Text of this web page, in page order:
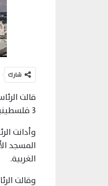
شارك
قالت
3 فلسطينيين اليوم الخميس، في حادثتين منفصلتين.
وأدانت
المسجد
الغربية.
وقالت